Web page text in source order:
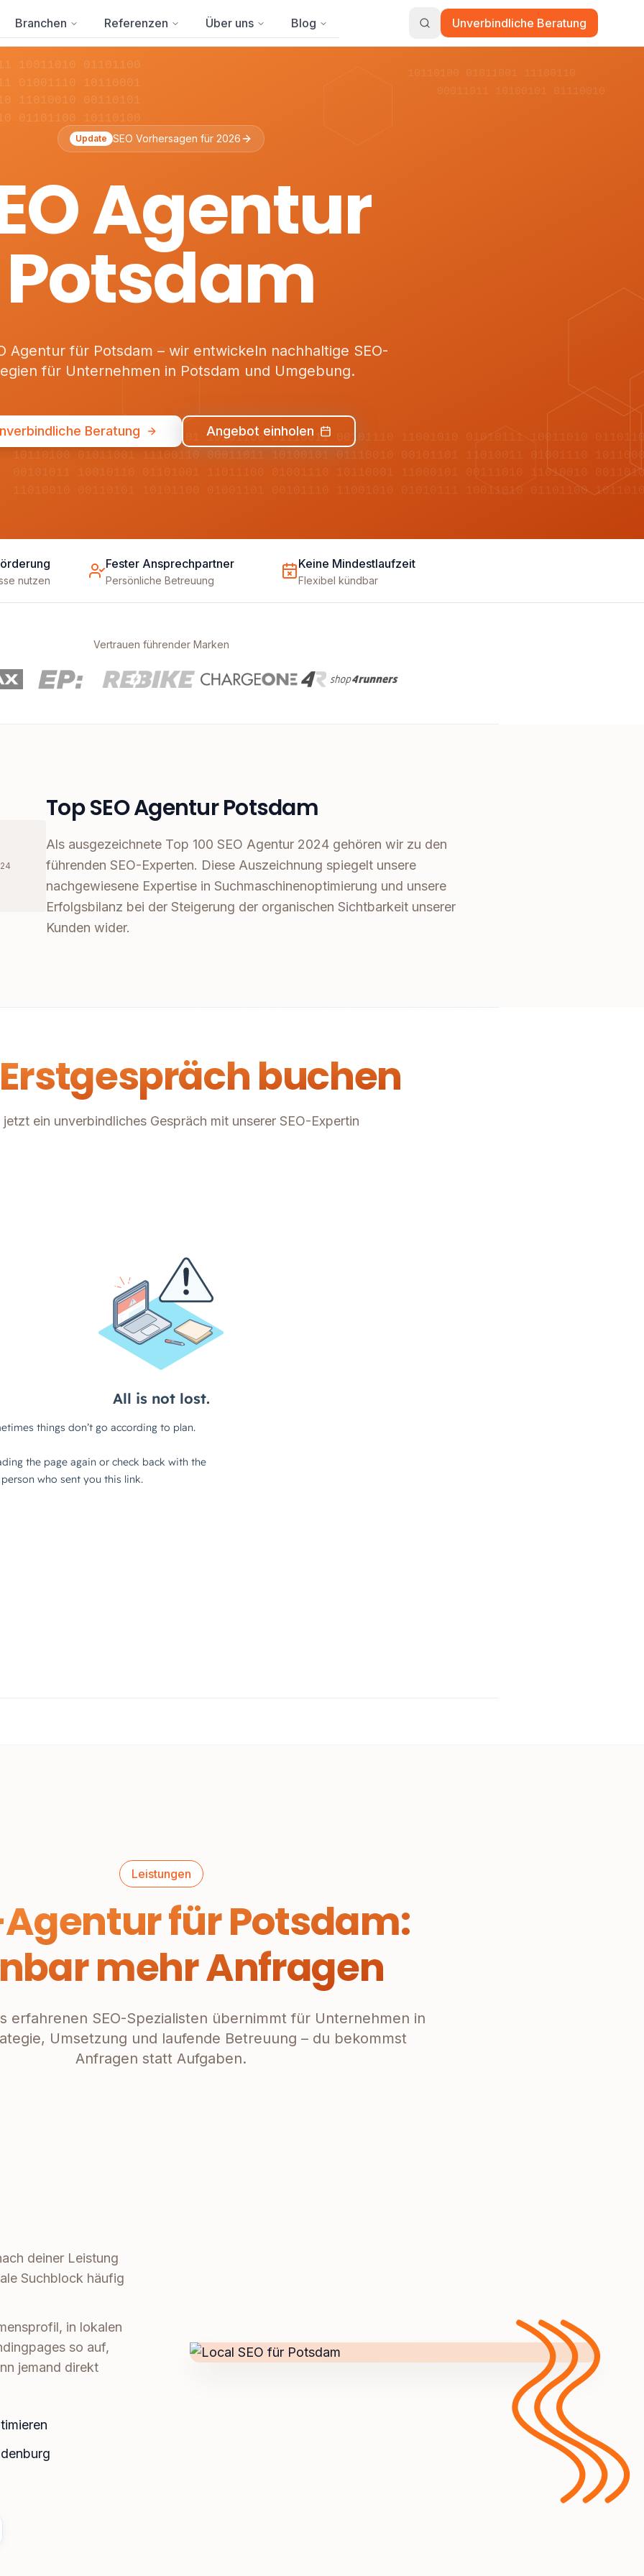
Branchen Referenzen Über uns Blog Unverbindliche Beratung
10011010 01101100
01001110 10110001
11010010 00110101
01101100 10110100
01001101 11010010 00110101 10101100 01110011 00101110 11001010 01010111 10011010
10110100 01011001 11100110 00011011 10100101 01110010 00101101 11010011 01001110
00101011 10010110 01101001 11011100 01001110 10110001 11000101 00111010 11010010
11010010 00110101 10101100 01001101 00101110 11001010 01010111 10011010 01101100
10110100 01011001 11100110
00011011 10100101 01110010
Update SEO Vorhersagen für 2026
Agentur
Potsdam
Agentur für Potsdam – wir entwickeln nachhaltige SEO-
für Unternehmen in Potsdam und Umgebung.
Beratung Angebot einholen
nutzen
Fester Ansprechpartner
Persönliche Betreuung
Keine Mindestlaufzeit
Flexibel kündbar
Vertrauen führender Marken
Top SEO Agentur Potsdam
Als ausgezeichnete Top 100 SEO Agentur 2024 gehören wir zu den
führenden SEO-Experten. Diese Auszeichnung spiegelt unsere
nachgewiesene Expertise in Suchmaschinenoptimierung und unsere
Erfolgsbilanz bei der Steigerung der organischen Sichtbarkeit unserer
Kunden wider.
Erstgespräch buchen
jetzt ein unverbindliches Gespräch mit unserer SEO-Expertin
Leistungen
Agentur für Potsdam:
mehr Anfragen
erfahrenen SEO-Spezialisten übernimmt für Unternehmen in
Umsetzung und laufende Betreuung – du bekommst
Anfragen statt Aufgaben.
deiner Leistung
Suchblock häufig
in lokalen
so auf,
jemand direkt